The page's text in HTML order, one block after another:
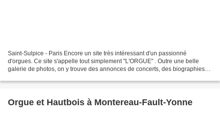
Saint-Sulpice - Paris Encore un site très intéressant d'un passionné
d'orgues. Ce site s'appelle tout simplement "L'ORGUE" . Outre une belle
galerie de photos, on y trouve des annonces de concerts, des biographies
Orgue et Hautbois à Montereau-Fault-Yonne